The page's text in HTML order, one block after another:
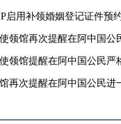
启用补领婚姻登记证件预
领馆再次提醒在阿中国公
领馆提醒在阿中国公民严
关要求
再次提醒在阿中国公民进